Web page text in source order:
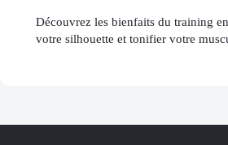
Découvrez les bienfaits du training
votre silhouette et tonifier votre